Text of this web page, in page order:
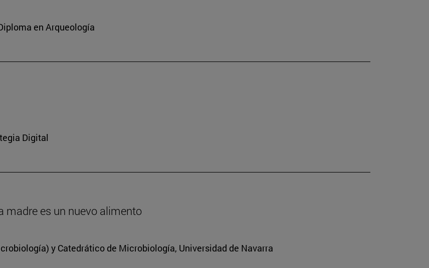
en Arqueología
Digital
madre es un nuevo alimento
y Catedrático de Microbiología, Universidad de Navarra